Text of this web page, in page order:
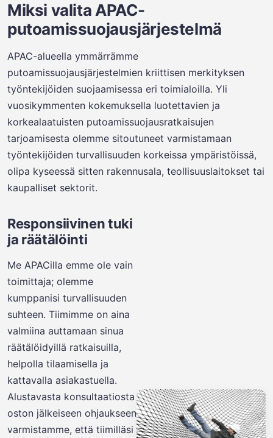
Miksi valita APAC-
putoamissuojausjärjestelmä
APAC-alueella ymmärrämme
putoamissuojausjärjestelmien kriittisen merkityksen
työntekijöiden suojaamisessa eri toimialoilla. Yli
vuosikymmenten kokemuksella luotettavien ja
korkealaatuisten putoamissuojausratkaisujen
tarjoamisesta olemme sitoutuneet varmistamaan
työntekijöiden turvallisuuden korkeissa ympäristöissä,
olipa kyseessä sitten rakennusala, teollisuuslaitokset tai
kaupalliset sektorit.
Responsiivinen tuki
ja räätälöinti
Me APACilla emme ole vain
toimittaja; olemme
kumppanisi turvallisuuden
suhteen. Tiimimme on aina
valmiina auttamaan sinua
räätälöidyillä ratkaisuilla,
helpolla tilaamisella ja
kattavalla asiakastuella.
Alustavasta konsultaatiosta
oston jälkeiseen ohjaukseen
varmistamme, että tiimilläsi